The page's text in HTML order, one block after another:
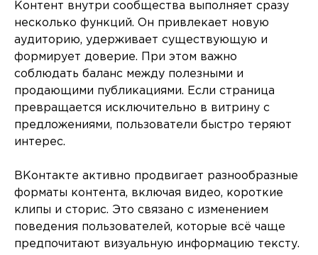
Контент внутри сообщества выполняет сразу
несколько функций. Он привлекает новую
аудиторию, удерживает существующую и
формирует доверие. При этом важно
соблюдать баланс между полезными и
продающими публикациями. Если страница
превращается исключительно в витрину с
предложениями, пользователи быстро теряют
интерес.
ВКонтакте активно продвигает разнообразные
форматы контента, включая видео, короткие
клипы и сторис. Это связано с изменением
поведения пользователей, которые всё чаще
предпочитают визуальную информацию тексту.